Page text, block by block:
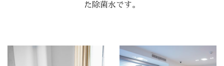
た除菌水です。